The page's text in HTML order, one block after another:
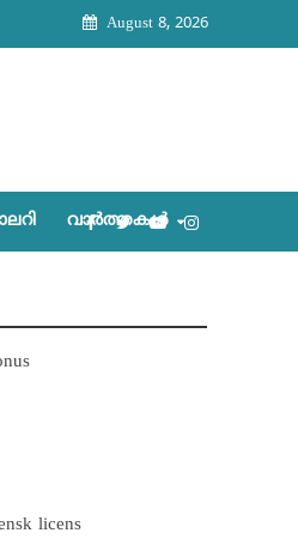
August 8, 2026
വാര്‍ത്തകള്‍
licens